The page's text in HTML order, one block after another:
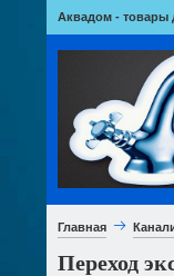
Аквадом - товары
Главная
Переход